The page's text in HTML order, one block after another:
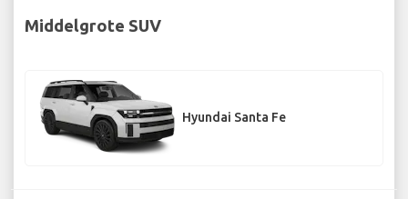
Middelgrote SUV
Hyundai Santa Fe